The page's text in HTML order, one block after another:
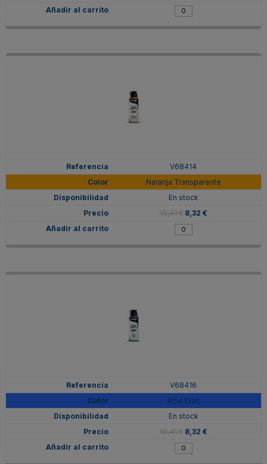
V68414
Naranja Transparente
En stock
10,41 € 8,32 €
V68416
Azul Cian
En stock
10,41 € 8,32 €